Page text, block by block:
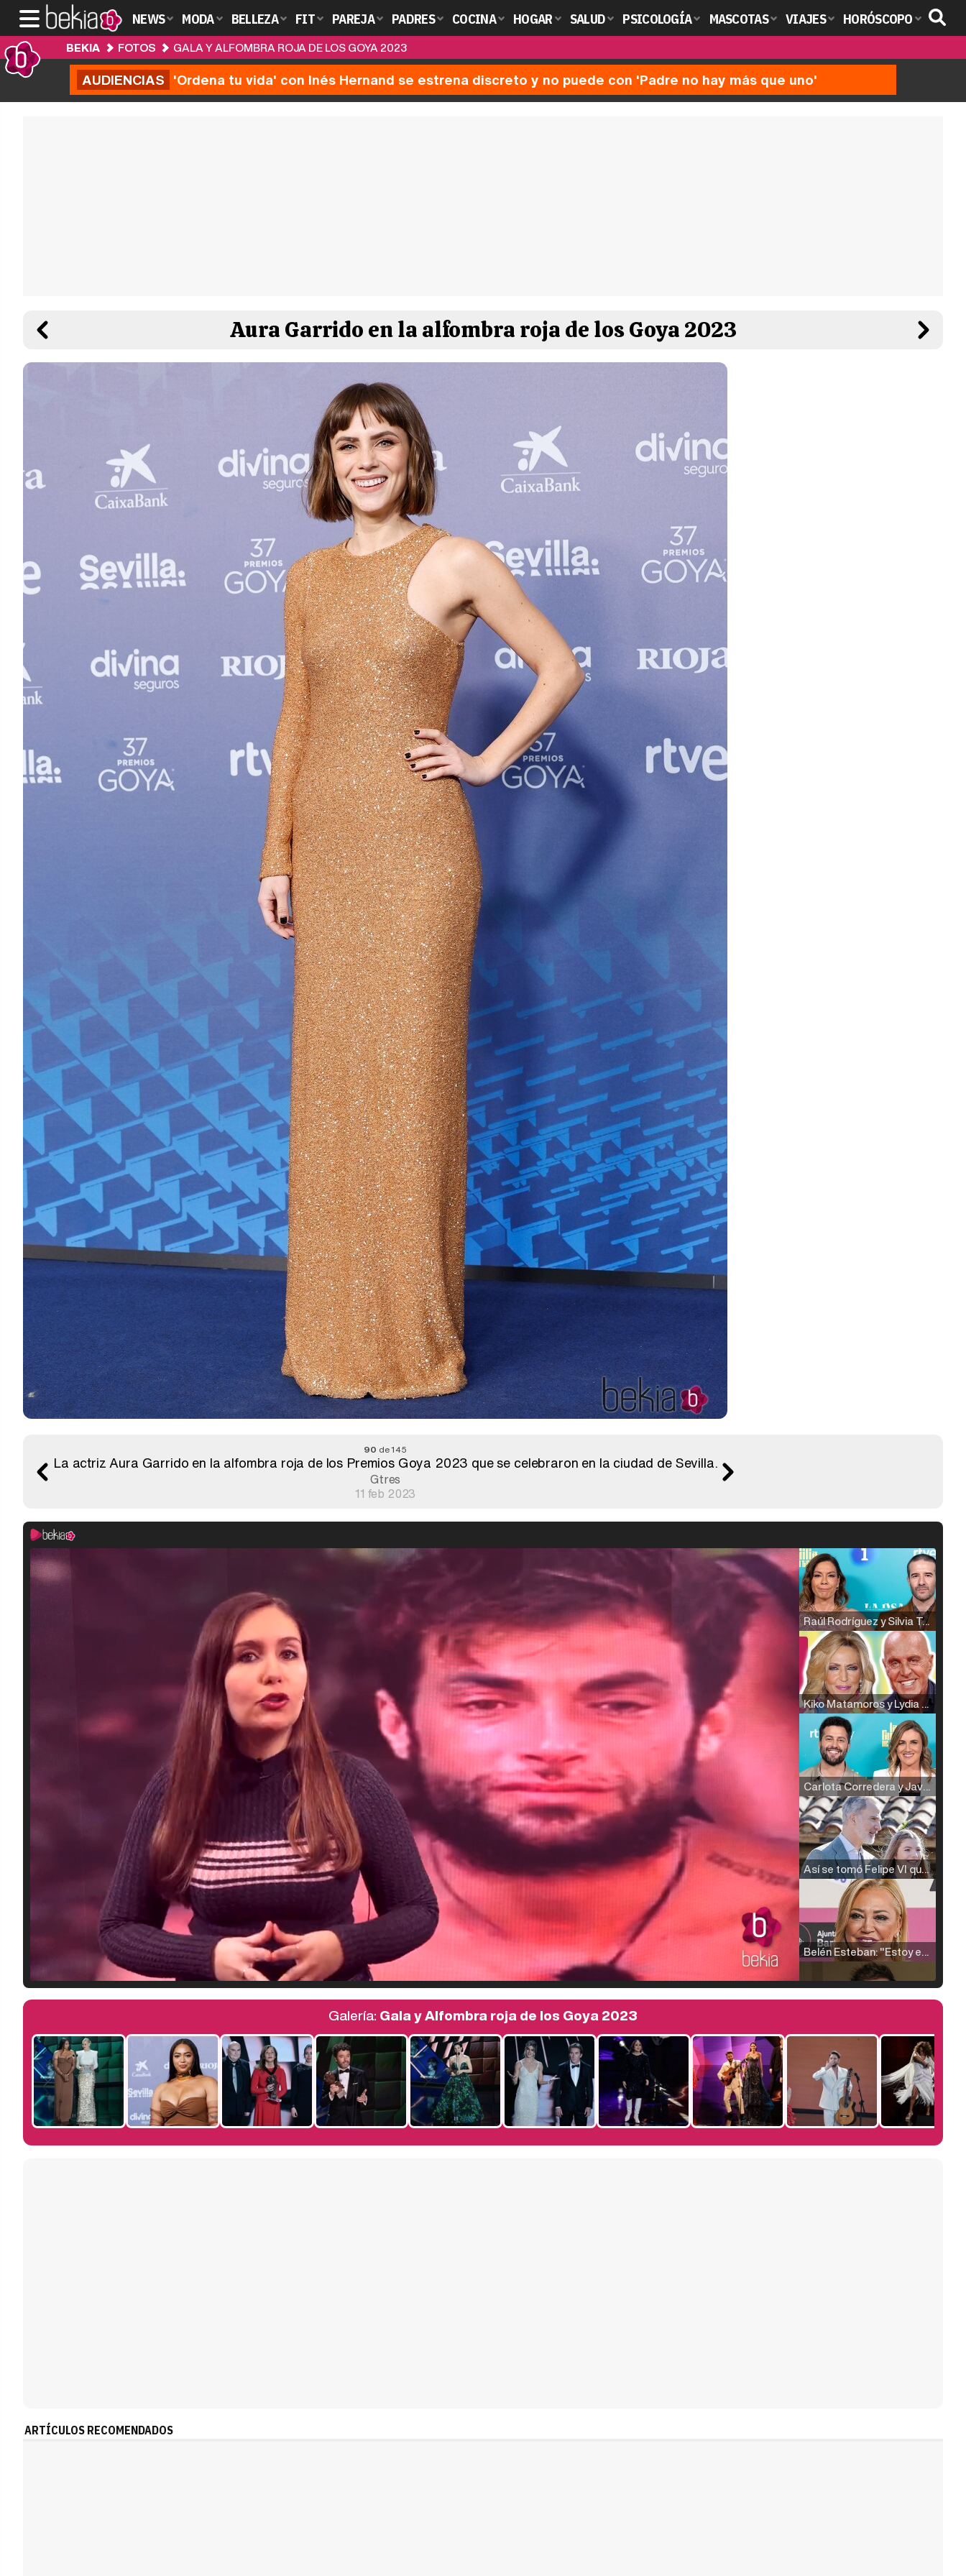
NEWS MODA BELLEZA FIT PAREJA PADRES COCINA HOGAR SALUD PSICOLOGÍA MASCOTAS VIAJES HORÓSCOPO
BEKIA FOTOS GALA Y ALFOMBRA ROJA DE LOS GOYA 2023
AUDIENCIAS 'Ordena tu vida' con Inés Hernand se estrena discreto y no puede con 'Padre no hay más que uno'
Aura Garrido en la alfombra roja de los Goya 2023
90 de 145
La actriz Aura Garrido en la alfombra roja de los Premios Goya 2023 que se celebraron en la ciudad de Sevilla.
Gtres
11 feb 2023
Raúl Rodríguez y Silvia Taulés nos cuentan su papel en 'La familia de la tele'
Kiko Matamoros y Lydia Lozano: "Nuestro público es de todas las edades y RTVE tiene un público muy pegado a las novelas, al que tenemos que captar"
Carlota Corredera y Javier de Hoyos: "La tele tiene que representar al público también y aquí están todos los perfiles posibles&quo;
Así se tomó Felipe VI que la Infanta Sofía no quisiera recibir formación militar
Belén Esteban: "Estoy emocionada, muy contenta y muy feliz por llegar a RTVE"
Manu Baqueiro: "Tuve como referente a Bruce Willis en 'Luz de Luna' para mi trabajo en la serie 'Perdiendo el juicio'"
Magdalena de Suecia responde a las críticas y explica por qué le han permitido lanzar su propio negocio
Galería: Gala y Alfombra roja de los Goya 2023
ARTÍCULOS RECOMENDADOS